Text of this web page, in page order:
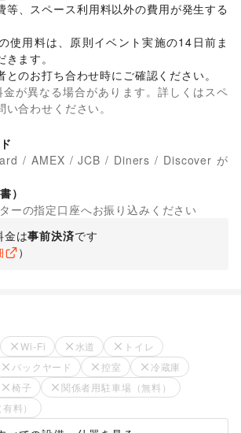
等、スペース利用料以外の費用が発生する
使用料は、原則イベント実施の14日前ま
きます。
とのお打ち合わせ時にご確認ください。
が異なる場合があります。詳しくはスペ
合わせください。
/ AMEX / JCB / Diners / Discover が
）
ーの指定口座へお振り込みください
金は事前決済です
）
Wi-Fi 水道
トイレ
バックヤード 控室
冷蔵庫
椅子
関係者用駐車場（無料）
料）